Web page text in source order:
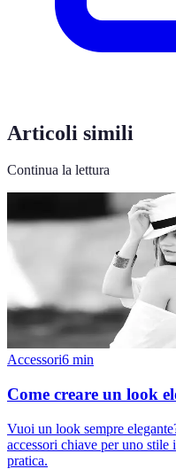
Articoli simili
Continua la lettura
Accessori6 min
Come creare un look
Vuoi un look sempre
accessori chiave per uno stile
pratica.